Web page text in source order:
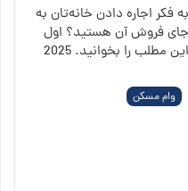
به فکر اجاره دادن خانه‌تان به
جای فروش آن هستید؟ اول
این مطلب را بخوانید. 2025
وام مسکن